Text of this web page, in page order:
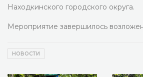
Находкинского городского округа.
Мероприятие завершилось
НОВОСТИ